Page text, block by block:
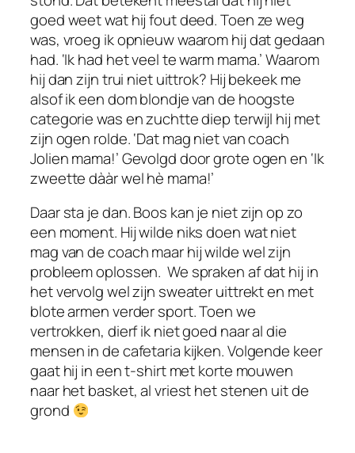
goed weet wat hij fout deed. Toen ze weg
was, vroeg ik opnieuw waarom hij dat gedaan
had. ‘Ik had het veel te warm mama.’ Waarom
hij dan zijn trui niet uittrok? Hij bekeek me
alsof ik een dom blondje van de hoogste
categorie was en zuchtte diep terwijl hij met
zijn ogen rolde. ‘Dat mag niet van coach
Jolien mama!’ Gevolgd door grote ogen en ‘Ik
zweette dààr wel hè mama!’
Daar sta je dan. Boos kan je niet zijn op zo
een moment. Hij wilde niks doen wat niet
mag van de coach maar hij wilde wel zijn
probleem oplossen. We spraken af dat hij in
het vervolg wel zijn sweater uittrekt en met
blote armen verder sport. Toen we
vertrokken, dierf ik niet goed naar al die
mensen in de cafetaria kijken. Volgende keer
gaat hij in een t-shirt met korte mouwen
naar het basket, al vriest het stenen uit de
grond